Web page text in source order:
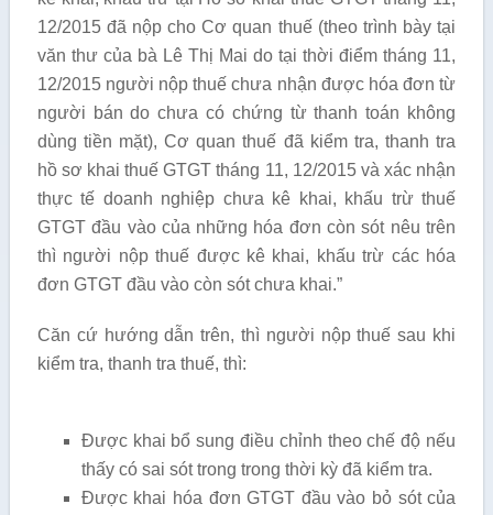
12/2015 đã nộp cho Cơ quan thuế (theo trình bày tại
văn thư của bà Lê Thị Mai do tại thời điểm tháng 11,
12/2015 người nộp thuế chưa nhận được hóa đơn từ
người bán do chưa có chứng từ thanh toán không
dùng tiền mặt), Cơ quan thuế đã kiểm tra, thanh tra
hồ sơ khai thuế GTGT tháng 11, 12/2015 và xác nhận
thực tế doanh nghiệp chưa kê khai, khấu trừ thuế
GTGT đầu vào của những hóa đơn còn sót nêu trên
thì người nộp thuế được kê khai, khấu trừ các hóa
đơn GTGT đầu vào còn sót chưa khai.”
Căn cứ hướng dẫn trên, thì người nộp thuế sau khi
kiểm tra, thanh tra thuế, thì:
Được khai bổ sung điều chỉnh theo chế độ nếu
thấy có sai sót trong trong thời kỳ đã kiểm tra.
Được khai hóa đơn GTGT đầu vào bỏ sót của